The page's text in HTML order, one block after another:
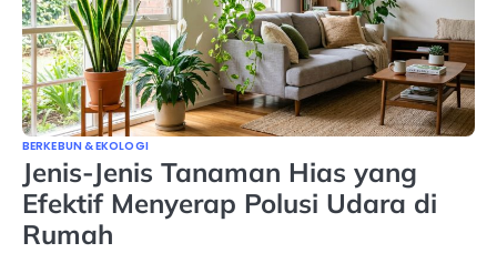
BERKEBUN & EKOLOGI
Jenis-Jenis Tanaman Hias yang
Efektif Menyerap Polusi Udara di
Rumah